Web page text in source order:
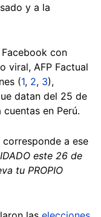
y a la
con
viral, AFP Factual
(1, 2, 3),
datan del 25 de
en Perú.
a ese
este 26 de
tu PROPIO